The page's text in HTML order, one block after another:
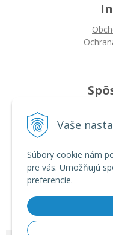
Vaše
Súbory cookie nám
pre vás. Umožňujú
preferencie.
Platba